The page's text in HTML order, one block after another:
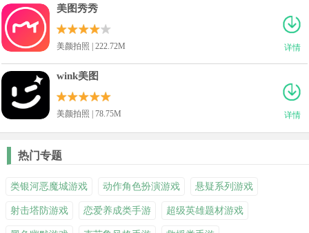
详情
美图秀秀
美颜拍照 | 222.72M
详情
wink美图
美颜拍照 | 78.75M
热门专题
类银河恶魔城游戏 动作角色扮演游戏 悬疑系列游戏
射击塔防游戏 恋爱养成类手游 超级英雄题材游戏